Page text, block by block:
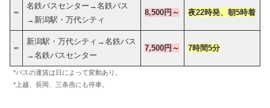
名鉄バスセンター→名鉄バス
→新潟駅・万代シティ
8,500円 ～ 夜22時発、朝5時着
新潟駅・万代シティ→名鉄バス
→名鉄バスセンター
7,500円 ～ 7時間5分
*バスの運賃は日によって変動あり。
*上越、長岡、三条燕にも停車。